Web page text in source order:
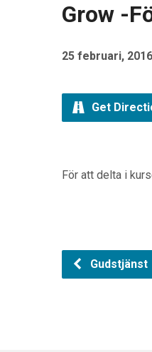
Grow -
25 februari, 2016
Get
För att delta i
Gudstjänst